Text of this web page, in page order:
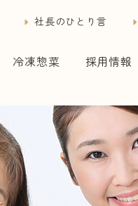
社長のひとり言
冷凍惣菜 採用情報